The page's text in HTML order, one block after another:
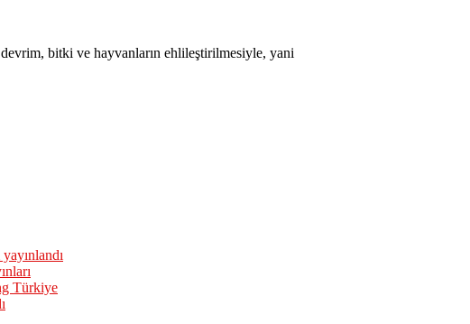
bitki ve hayvanların ehlileştirilmesiyle, yani
Türkiye